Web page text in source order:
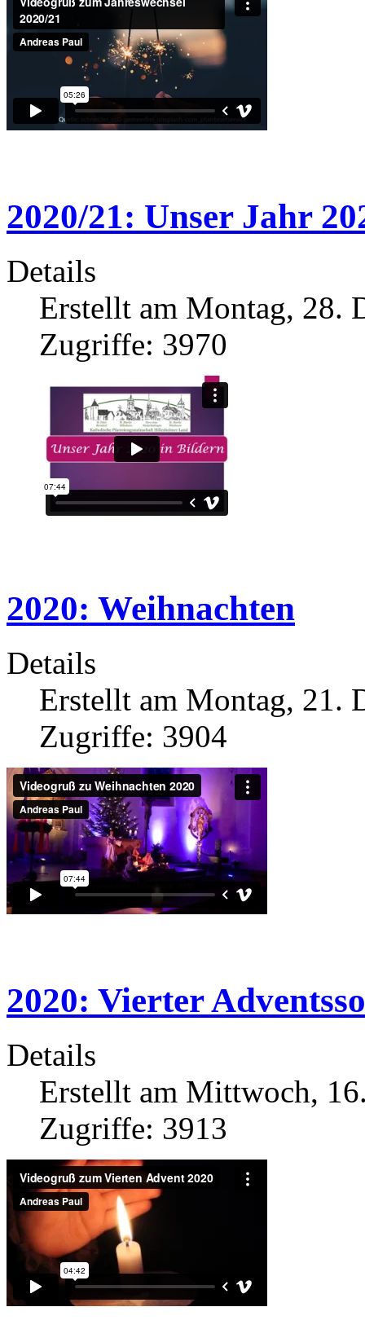
2020/21: Unser Jahr
Details
Erstellt am Montag, 28.
Zugriffe: 3970
2020: Weihnachten
Details
Erstellt am Montag, 21.
Zugriffe: 3904
2020: Vierter
Details
Erstellt am Mittwoch,
Zugriffe: 3913